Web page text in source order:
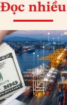
Đọc nhiều